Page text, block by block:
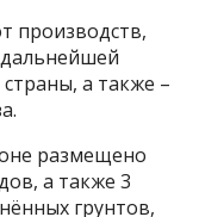
производств,
а также –
размещено
а также 3
грунтов,